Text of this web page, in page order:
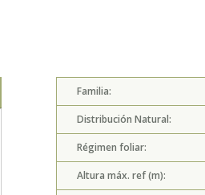
QUERCUS
Familia:
Distribución Natural:
Régimen foliar:
Altura máx. ref (m):